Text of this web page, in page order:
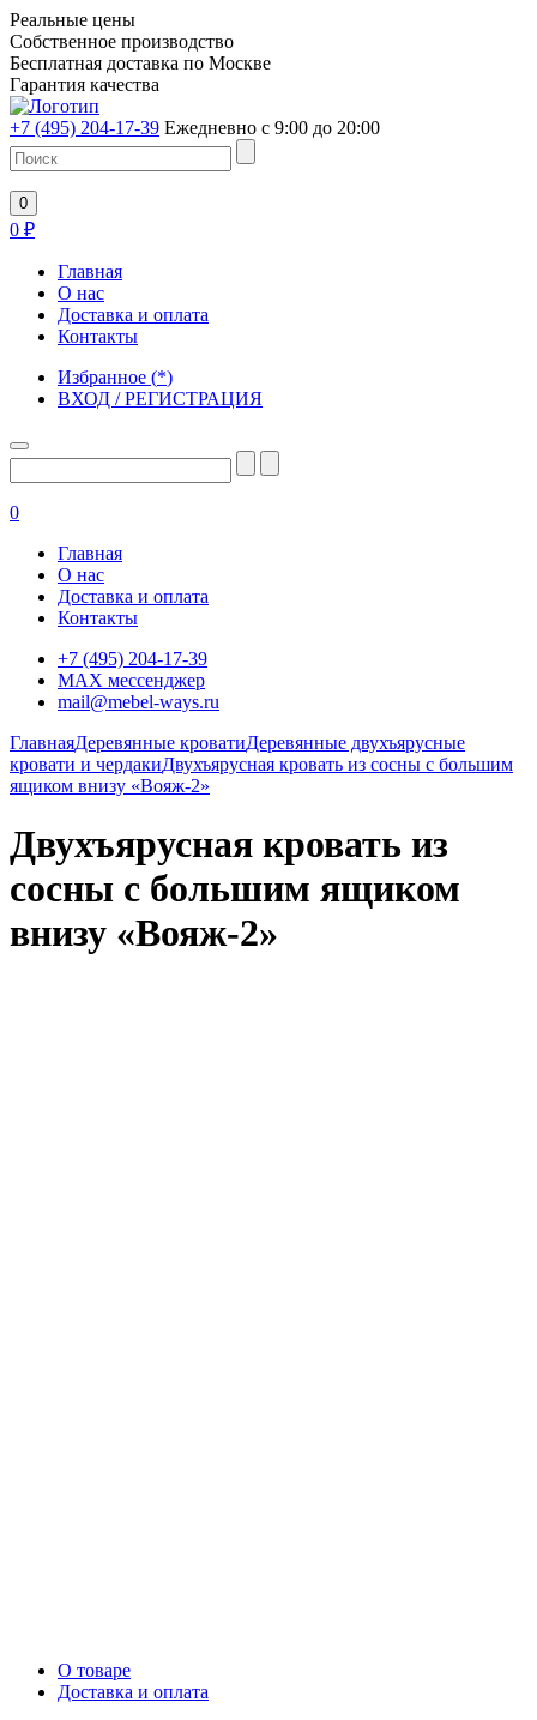
Реальные цены
Собственное производство
Бесплатная доставка по Москве
Гарантия качества
+7 (495) 204-17-39 Ежедневно с 9:00 до 20:00
0
0 ₽
Главная
О нас
Доставка и оплата
Контакты
Избранное (*)
ВХОД / РЕГИСТРАЦИЯ
0
Главная
О нас
Доставка и оплата
Контакты
+7 (495) 204-17-39
MAX мессенджер
mail@mebel-ways.ru
ГлавнаяДеревянные кроватиДеревянные двухъярусные
кровати и чердакиДвухъярусная кровать из сосны с большим
ящиком внизу «Вояж-2»
Двухъярусная кровать из
сосны с большим ящиком
внизу «Вояж-2»
О товаре
Доставка и оплата